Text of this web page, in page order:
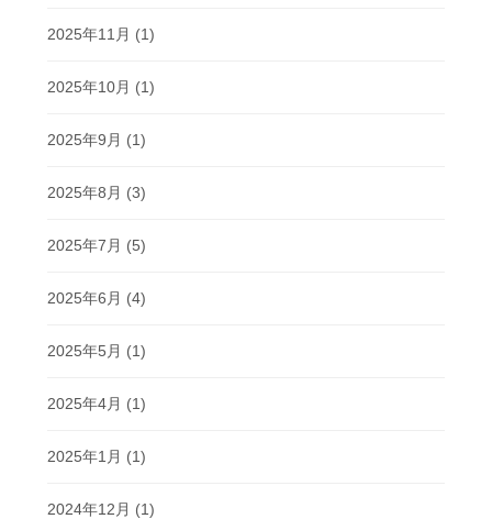
2025年11月 (1)
2025年10月 (1)
2025年9月 (1)
2025年8月 (3)
2025年7月 (5)
2025年6月 (4)
2025年5月 (1)
2025年4月 (1)
2025年1月 (1)
2024年12月 (1)